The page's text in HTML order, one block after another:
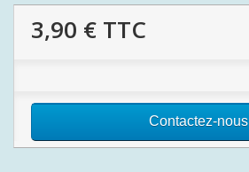
3,90 € TTC
Contactez-nous